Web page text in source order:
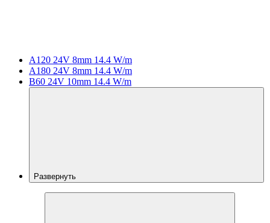
A120 24V 8mm 14.4 W/m
A180 24V 8mm 14.4 W/m
B60 24V 10mm 14.4 W/m
Развернуть